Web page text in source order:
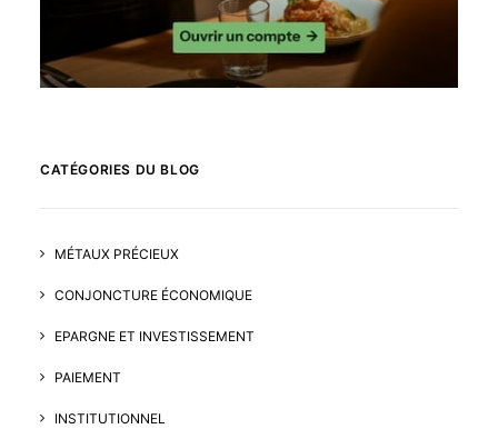
CATÉGORIES DU BLOG
MÉTAUX PRÉCIEUX
CONJONCTURE ÉCONOMIQUE
EPARGNE ET INVESTISSEMENT
PAIEMENT
INSTITUTIONNEL